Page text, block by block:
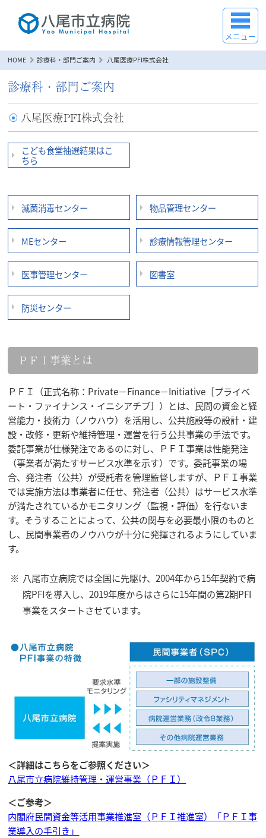
メニュー
HOME 診療科・部門ご案内 八尾医療PFI株式会社
診療科・部門ご案内
八尾医療PFI株式会社
こども食堂抽選結果はこ
ちら
滅菌消毒センター 物品管理センター
MEセンター 診療情報管理センター
医事管理センター 図書室
防災センター
ＰＦＩ事業とは
ＰＦＩ（正式名称：Private－Finance－Initiative［プライベ
ート・ファイナンス・イニシアチブ］）とは、民間の資金と経
営能力・技術力（ノウハウ）を活用し、公共施設等の設計・建
設・改修・更新や維持管理・運営を行う公共事業の手法です。
委託事業が仕様発注であるのに対し、ＰＦＩ事業は性能発注
（事業者が満たすサービス水準を示す）です。委託事業の場
合、発注者（公共）が受託者を管理監督しますが、ＰＦＩ事業
では実施方法は事業者に任せ、発注者（公共）はサービス水準
が満たされているかモニタリング（監視・評価）を行ないま
す。そうすることによって、公共の関与を必要最小限のものと
し、民間事業者のノウハウが十分に発揮されるようにしていま
す。
※ 八尾市立病院では全国に先駆け、2004年から15年契約で病
院PFIを導入し、2019年度からはさらに15年間の第2期PFI
事業をスタートさせています。
＜詳細はこちらをご参照ください＞
八尾市立病院維持管理・運営事業（ＰＦＩ）
＜ご参考＞
内閣府民間資金等活用事業推進室（ＰＦＩ推進室）「ＰＦＩ事
業導入の手引き」